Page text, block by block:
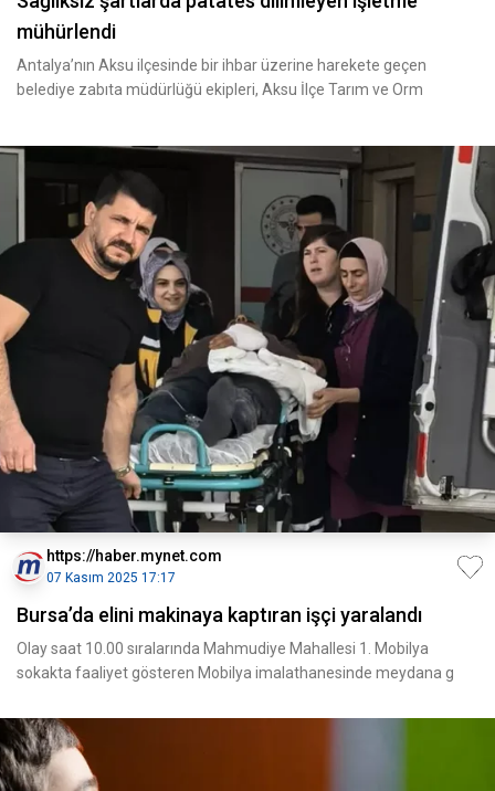
mühürlendi
Antalya’nın Aksu ilçesinde bir ihbar üzerine harekete geçen
belediye zabıta müdürlüğü ekipleri, Aksu İlçe Tarım ve Orm
https://haber.mynet.com
07 Kasım 2025 17:17
Bursa’da elini makinaya kaptıran işçi yaralandı
Olay saat 10.00 sıralarında Mahmudiye Mahallesi 1. Mobilya
sokakta faaliyet gösteren Mobilya imalathanesinde meydana g